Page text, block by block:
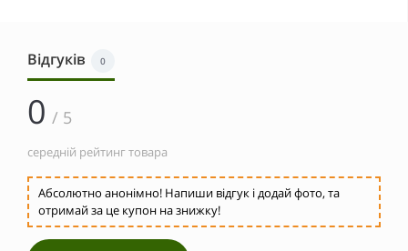
Відгуків 0
0 / 5
середній рейтинг товара
Абсолютно анонімно! Напиши відгук і додай фото, та
отримай за це купон на знижку!